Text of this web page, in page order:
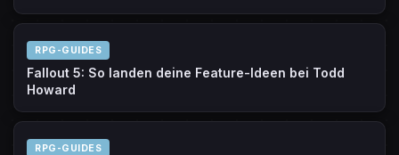
RPG-GUIDES
Fallout 5: So landen deine Feature-Ideen bei Todd
Howard
RPG-GUIDES